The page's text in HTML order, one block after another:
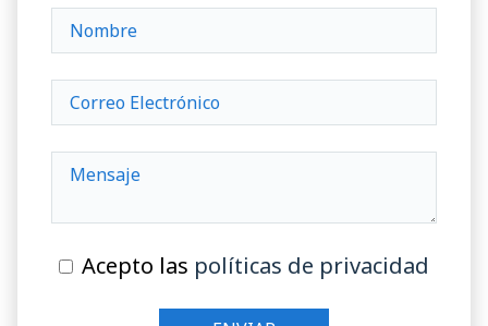
Acepto las políticas de privacidad